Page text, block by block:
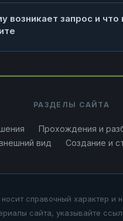
возникает запрос и что
РАЗДЕЛЫ САЙТА
Прохождения и
вид
Создание и
справочный характер и
сайта, указывайте